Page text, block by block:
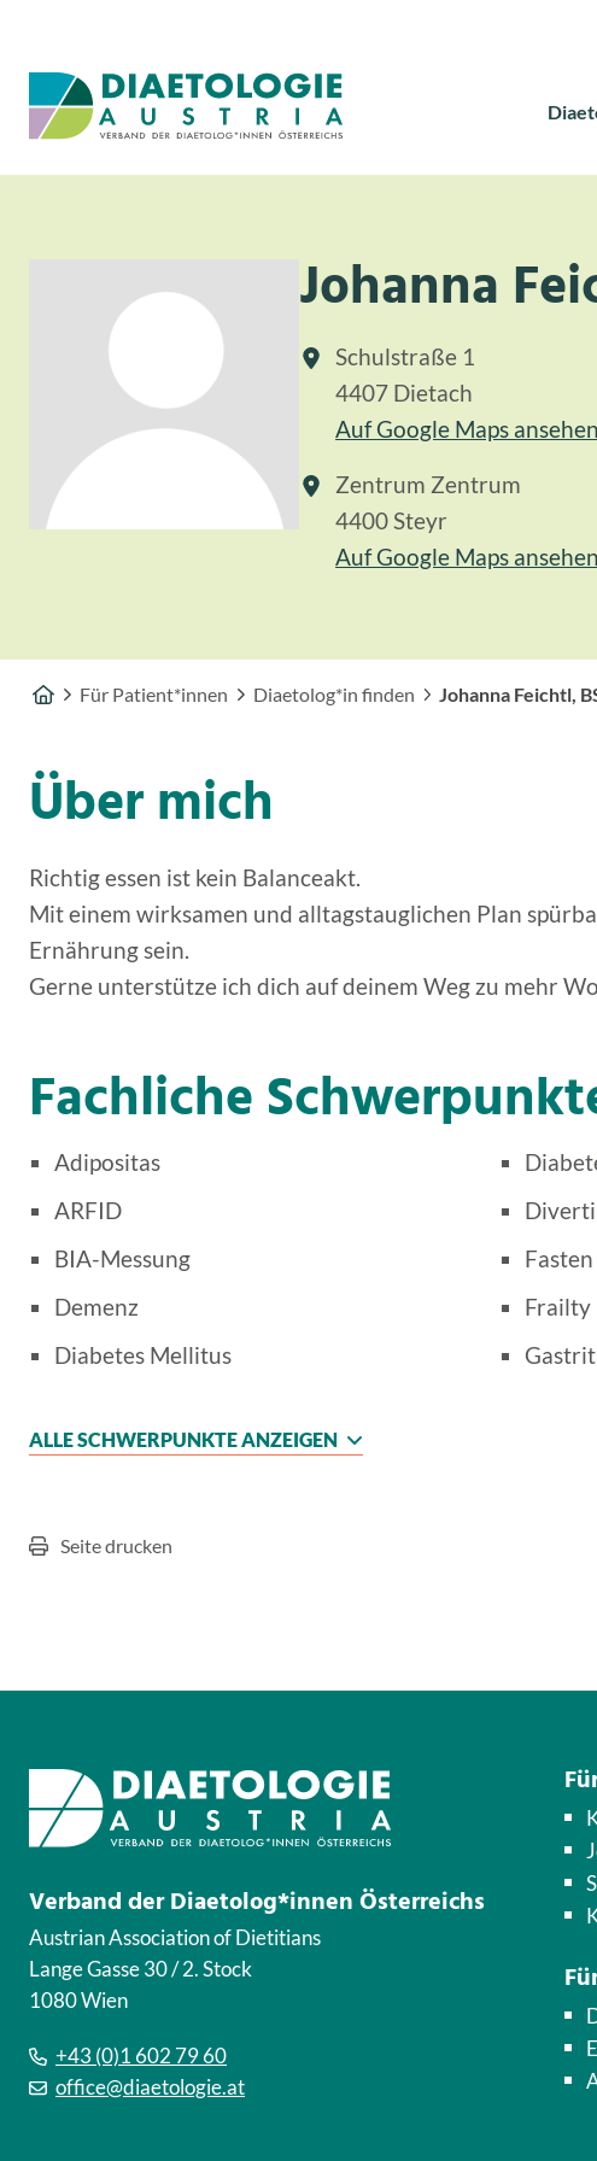
Johanna
Schulstraße 1
4407 Dietach
Auf Google Maps ansehen
Zentrum Zentrum
4400 Steyr
Auf Google Maps ansehen
Für Patient*innen Diaetolog*in finden Johanna Feichtl,
Über mich
Richtig essen ist kein Balanceakt.
Mit einem wirksamen und alltagstauglichen Plan
Ernährung sein.
Gerne unterstütze ich dich auf deinem Weg zu mehr
Fachliche
Adipositas
ARFID
BIA-Messung
Demenz
Diabetes Mellitus
Fasten
Frailty
ALLE SCHWERPUNKTE ANZEIGEN
Seite drucken
Verband der Diaetolog*innen Österreichs
Austrian Association of Dietitians
Lange Gasse 30 / 2. Stock
1080 Wien
+43 (0)1 602 79 60
office@diaetologie.at